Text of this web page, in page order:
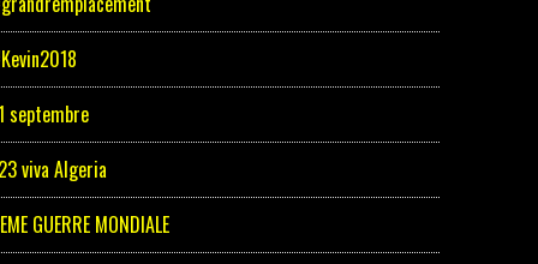
septembre
viva Algeria
GUERRE MONDIALE